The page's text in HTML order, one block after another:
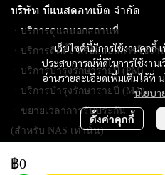
฿0
เว็บไซต์นี้มีการใช้งานคุกกี้
ประสบการณ์ที่ดีในการใช้งาน
อ่านรายละเอียดเพิ่มเติมได้ที่
นโยบา
ตั้งค่าคุกกี้
บริษัท บีแนสดอทเน็ต จํากัด
ㆍบริการดูแลนอกสถานที่
ㆍบริการติดตั้ง พร้อมสอนการใช้งา
ㆍบริการบำรุงรักษารายปี (PM)
ㆍบริการบำรุงรักษารายปี (MA)
ㆍขยายเวลาการรับประกัน
(สำหรับ NAS เท่านั้น)